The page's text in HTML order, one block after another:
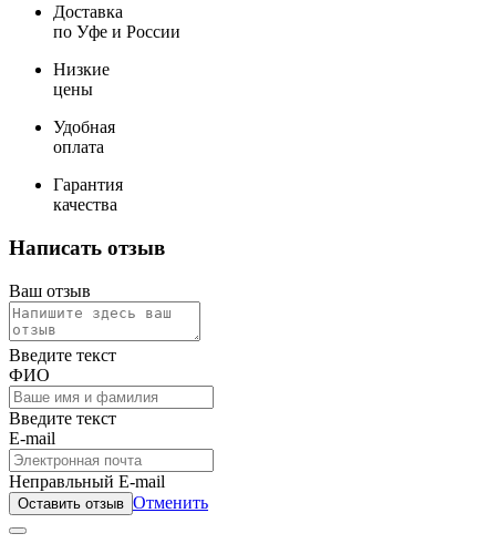
Доставка
по Уфе и России
Низкие
цены
Удобная
оплата
Гарантия
качества
Написать отзыв
Ваш отзыв
Введите текст
ФИО
Введите текст
E-mail
Неправльный E-mail
Оставить отзыв Отменить